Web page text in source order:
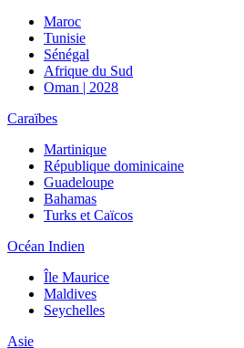
Maroc
Tunisie
Sénégal
Afrique du Sud
Oman | 2028
Caraïbes
Martinique
République dominicaine
Guadeloupe
Bahamas
Turks et Caïcos
Océan Indien
Île Maurice
Maldives
Seychelles
Asie